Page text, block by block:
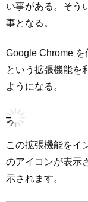
い事がある。そう
事となる。
Google Chrome
という拡張機能を
ようになる。
この拡張機能をイ
のアイコンが表示
示されます。